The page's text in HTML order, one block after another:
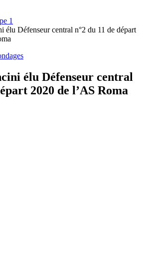
1
élu Défenseur central n°2 du 11 de départ
élu Défenseur central
2020 de l’AS Roma